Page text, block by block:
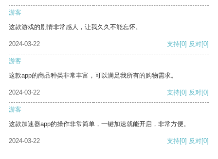
游客
这款游戏的剧情非常感人，让我久久不能忘怀。
2024-03-22 支持[0] 反对[0]
游客
这款app的商品种类非常丰富，可以满足我所有的购物需求。
2024-03-22 支持[0] 反对[0]
游客
这款加速器app的操作非常简单，一键加速就能开启，非常方便。
2024-03-22 支持[0] 反对[0]